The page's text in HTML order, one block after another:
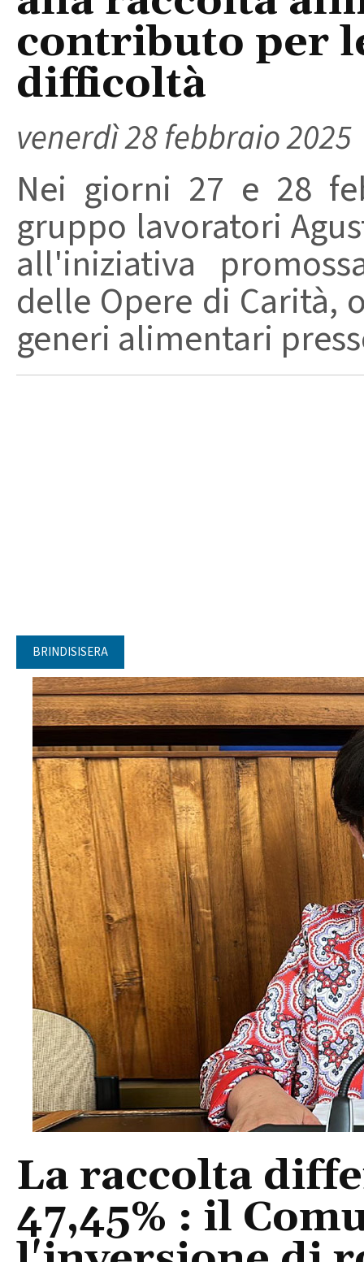
contributo per
difficoltà
venerdì 28 febbraio 2025
Nei giorni 27 e 28
gruppo lavoratori
all'iniziativa
delle Opere di Carità,
generi alimentari
BRINDISISERA
La raccolta
47,45% : il